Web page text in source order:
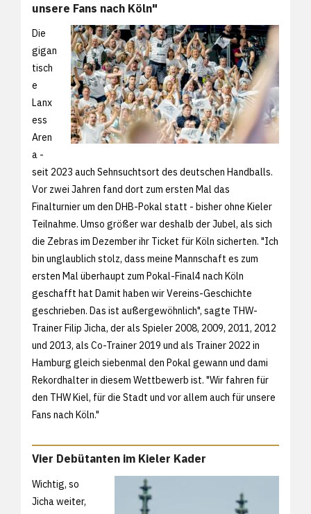
unsere Fans nach Köln"
Die
gigan
tisch
e
Lanx
ess
Aren
a -
seit 2023 auch Sehnsuchtsort des deutschen Handballs.
Vor zwei Jahren fand dort zum ersten Mal das
Finalturnier um den DHB-Pokal statt - bisher ohne Kieler
Teilnahme. Umso größer war deshalb der Jubel, als sich
die Zebras im Dezember ihr Ticket für Köln sicherten. "Ich
bin unglaublich stolz, dass meine Mannschaft es zum
ersten Mal überhaupt zum Pokal-Final4 nach Köln
geschafft hat Damit haben wir Vereins-Geschichte
geschrieben. Das ist außergewöhnlich", sagte THW-
Trainer Filip Jicha, der als Spieler 2008, 2009, 2011, 2012
und 2013, als Co-Trainer 2019 und als Trainer 2022 in
Hamburg gleich siebenmal den Pokal gewann und dami
Rekordhalter in diesem Wettbewerb ist. "Wir fahren für
den THW Kiel, für die Stadt und vor allem auch für unsere
Fans nach Köln."
Vier Debütanten im Kieler Kader
Wichtig, so
Jicha weiter,